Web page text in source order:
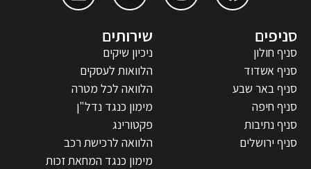
סניפים
סניף חולון
סניף אשדוד
סניף באר שבע
סניף חיפה
סניף נתיבות
סניף ירושלים
שירותים
ניכיון שיקים
הלוואות לעסקים
הלוואה לכל מטרה
מימון כנגד נדל"ן
פקטורינג
הלוואה לרכישת רכב
מימון כנגד המחאת זכות